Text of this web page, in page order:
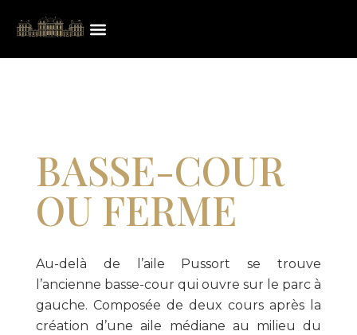
BASSE-COUR
OU FERME
Au-delà de l’aile Pussort se trouve
l’ancienne basse-cour qui ouvre sur le parc à
gauche. Composée de deux cours après la
création d’une aile médiane au milieu du